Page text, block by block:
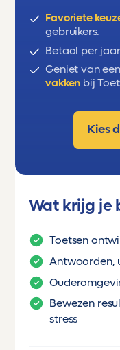
Favoriete
gebruikers.
Betaal per
Geniet van
vakken bij
Kies
Wat krijg je
Toetsen
Antwoorden,
Bewezen
stress